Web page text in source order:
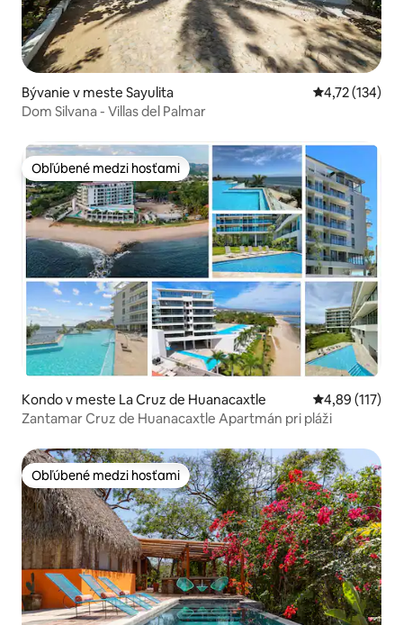
Bývanie v meste Sayulita Priemerné
4,72 (134)
Dom Silvana - Villas del Palmar
Obľúbené medzi hosťami
Obľúbené medzi hosťami
Kondo v meste La Cruz de Huanacaxtle Priemerné
4,89 (117)
Zantamar Cruz de Huanacaxtle Apartmán pri pláži
Obľúbené medzi hosťami
Obľúbené medzi hosťami